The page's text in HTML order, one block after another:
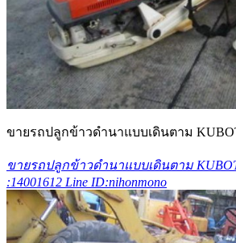
ขายรถปลูกข้าวดำนาแบบเดินตาม
ขายรถปลูกข้าวดำนาแบบเดินตาม
:14001612 Line ID:nihonmono